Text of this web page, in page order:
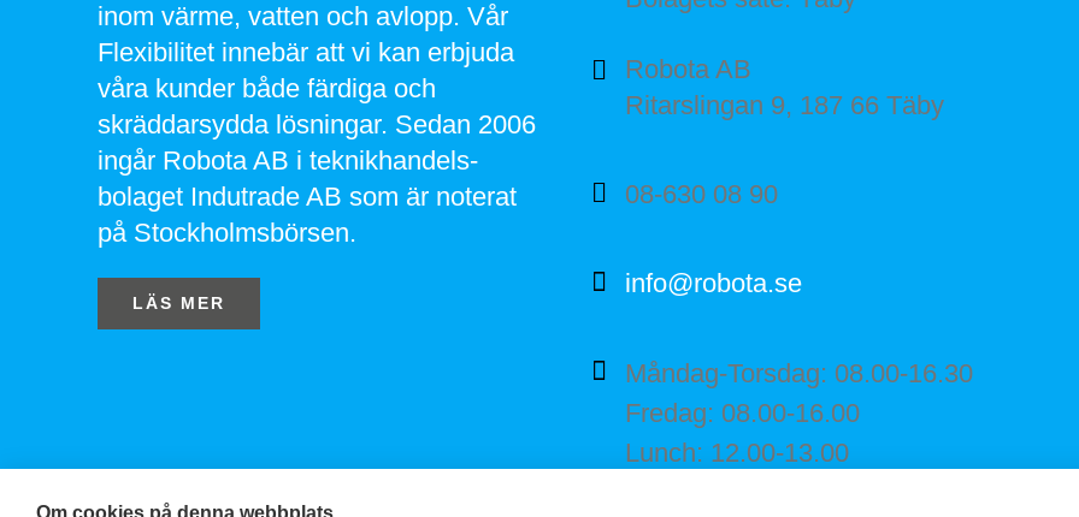
inom värme, vatten och avlopp. Vår
Flexibilitet innebär att vi kan erbjuda
våra kunder både färdiga och
skräddarsydda lösningar. Sedan 2006
ingår Robota AB i teknikhandels-
bolaget Indutrade AB som är noterat
på Stockholmsbörsen.
LÄS MER
Robota AB
Ritarslingan 9, 187 66 Täby
08-630 08 90
info@robota.se
Måndag-Torsdag: 08.00-16.30
Fredag: 08.00-16.00
Lunch: 12.00-13.00
Om cookies på denna webbplats